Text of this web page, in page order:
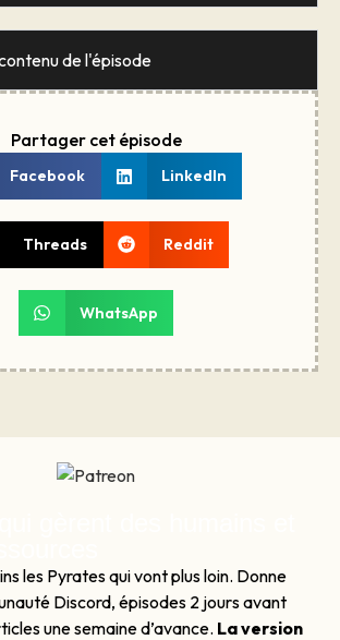
de l'épisode
Partager cet épisode
Facebook LinkedIn
Threads Reddit
WhatsApp
les Pyrates qui vont plus loin. Donne
Discord, épisodes 2 jours avant
une semaine d’avance. La version